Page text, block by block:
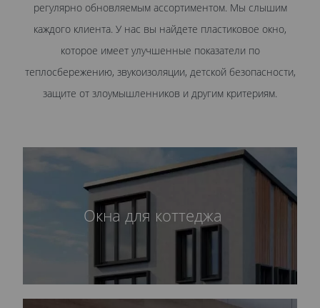
регулярно обновляемым ассортиментом. Мы слышим
каждого клиента. У нас вы найдете пластиковое окно,
которое имеет улучшенные показатели по
теплосбережению, звукоизоляции, детской безопасности,
защите от злоумышленников и другим критериям.
Окна для коттеджа